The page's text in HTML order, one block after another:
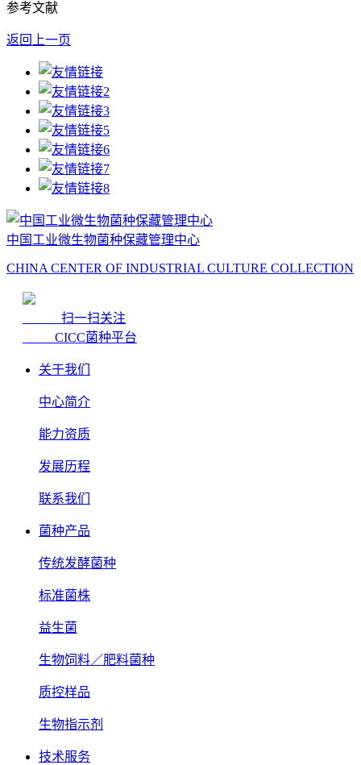
参考文献
返回上一页
中国工业微生物菌种保藏管理中心
CHINA CENTER OF INDUSTRIAL CULTURE COLLECTION
扫一扫关注
CICC菌种平台
关于我们
中心简介
能力资质
发展历程
联系我们
菌种产品
传统发酵菌种
标准菌株
益生菌
生物饲料／肥料菌种
质控样品
生物指示剂
技术服务